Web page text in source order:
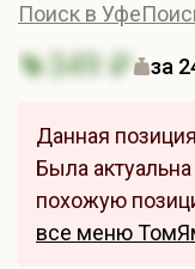
Поиск в Уфе
349 ₽ за
Данная
Была
похожую
все меню